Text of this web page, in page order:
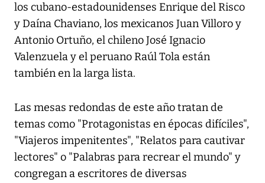
los cubano-estadounidenses Enrique del Risco
y Daína Chaviano, los mexicanos Juan Villoro y
Antonio Ortuño, el chileno José Ignacio
Valenzuela y el peruano Raúl Tola están
también en la larga lista.
Las mesas redondas de este año tratan de
temas como "Protagonistas en épocas difíciles",
"Viajeros impenitentes", "Relatos para cautivar
lectores" o "Palabras para recrear el mundo" y
congregan a escritores de diversas